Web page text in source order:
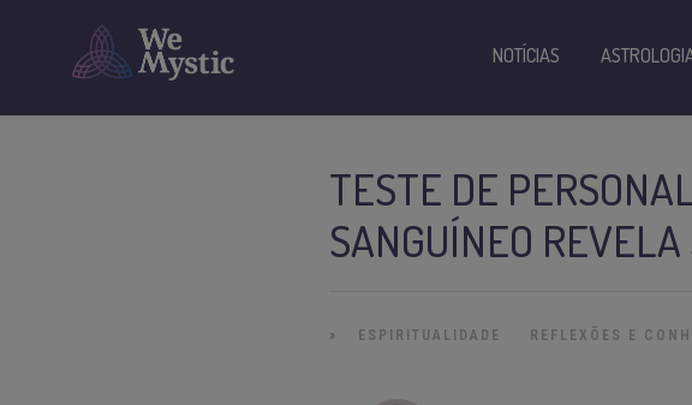
TESTE DE
SANGUÍNEO REVELA
» ESPIRITUALIDADE REFLEXÕES E
NOTÍCIAS